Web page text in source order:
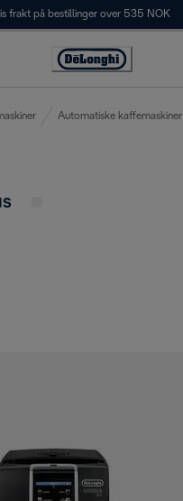
frakt på bestillinger over 535 NOK
Accessibility
Automatiske kaffemaskiner